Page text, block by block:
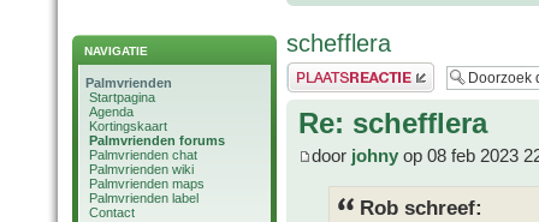
NAVIGATIE
Palmvrienden
Startpagina
Agenda
Kortingskaart
Palmvrienden forums
Palmvrienden chat
Palmvrienden wiki
Palmvrienden maps
Palmvrienden label
Contact
schefflera
Plaats een reactie
Re: schefflera
door johny op 08 feb 2023
Rob schreef: